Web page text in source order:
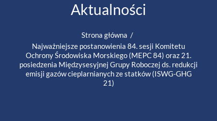
Aktualności
Strona główna
Najważniejsze postanowienia 84. sesji Komitetu
Ochrony Środowiska Morskiego (MEPC 84) oraz 21.
posiedzenia Międzysesyjnej Grupy Roboczej ds. redukcji
emisji gazów cieplarnianych ze statków (ISWG-GHG
21)